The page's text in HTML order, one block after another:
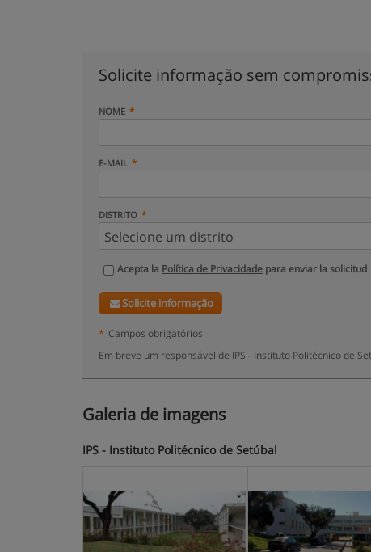
Solicite informação sem
NOME
E-MAIL
DISTRITO
Acepta la Política de Privacidade para enviar la solicitud
Solicite informação
* Campos obrigatórios
Em breve um responsável de IPS - Instituto Politécnico de
Galeria de imagens
IPS - Instituto Politécnico de Setúbal